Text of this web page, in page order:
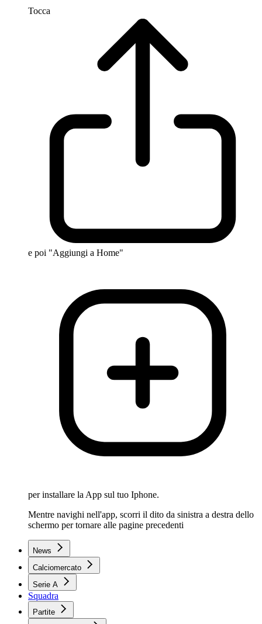
Tocca
e poi "Aggiungi a Home"
per installare la App sul tuo Iphone.
Mentre navighi nell'app, scorri il dito da sinistra a destra dello
schermo per tornare alle pagine precedenti
News
Calciomercato
Serie A
Squadra
Partite